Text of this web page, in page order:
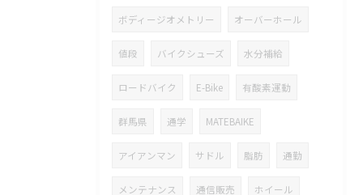
ボディージオメトリー オーバーホール
値段 バイクシューズ 水分補給
ロードバイク E-Bike 有酸素運動
群馬県 通学 MATEBAIKE
アイアンマン サドル 脂肪 通勤
メンテナンス 通信販売 ホイール